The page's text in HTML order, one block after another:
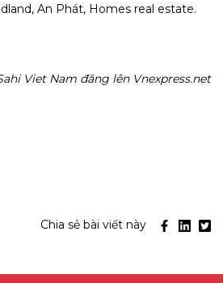
An Phát, Homes real estate.
Viet Nam đăng lên Vnexpress.net
Chia sẻ bài viết này